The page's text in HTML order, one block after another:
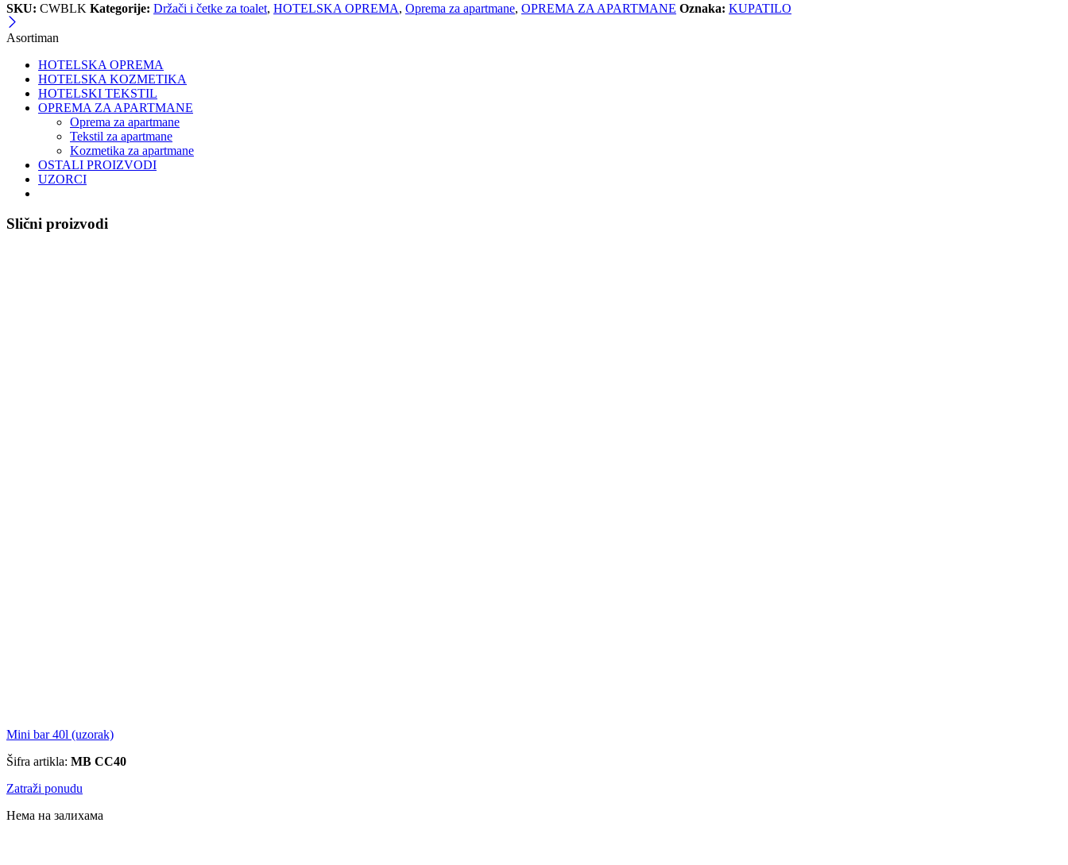
SKU: CWBLK Kategorije: Držači i četke za toalet, HOTELSKA OPREMA, Oprema za apartmane, OPREMA ZA APARTMANE Oznaka: KUPATILO
Asortiman
HOTELSKA OPREMA
HOTELSKA KOZMETIKA
HOTELSKI TEKSTIL
OPREMA ZA APARTMANE
Oprema za apartmane
Tekstil za apartmane
Kozmetika za apartmane
OSTALI PROIZVODI
UZORCI
Slični proizvodi
Mini bar 40l (uzorak)
Šifra artikla: MB CC40
Zatraži ponudu
Нема на залихама